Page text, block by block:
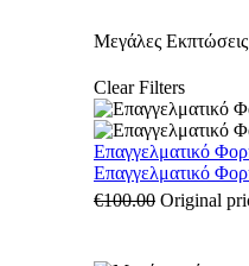
Μεγάλες Εκπτώσεις
Clear Filters
Επαγγελματικό
Επαγγελματικό
€100.00 Original